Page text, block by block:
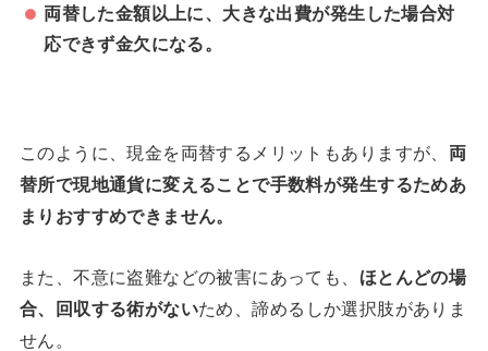
両替した金額以上に、大きな出費が発生した場合対
応できず金欠になる。
このように、現金を両替するメリットもありますが、 両
替所で現地通貨に変えることで手数料が発生するためあ
まりおすすめできません。
また、不意に盗難などの被害にあっても、 ほとんどの場
合、回収する術がないため、諦めるしか選択肢がありま
せん。